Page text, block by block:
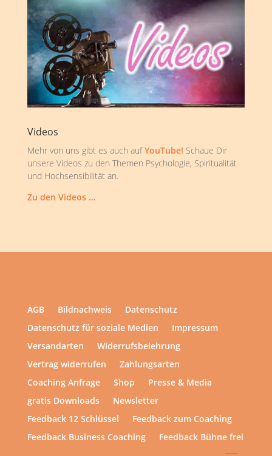
Videos
Mehr von uns gibt es auch aufYouTube! Schaue Dir
unsere Videos zu den Themen Psychologie, Spiritualität
und Hochsensibilität an.
Zu den Videos …
AGB Bildnachweis
Datenschutz
Datenschutz für soziale Medien
Impressum
Versandarten
Widerrufsbelehrung
Vertrag widerrufen
Zahlungsarten
Coaching Anfrage
Shop
Presse & Media
gratis Downloads
Newsletter
Feedback 12 Schlüssel
Feedback zum Coaching
Feedback Business Coaching
Feedback Bühne frei